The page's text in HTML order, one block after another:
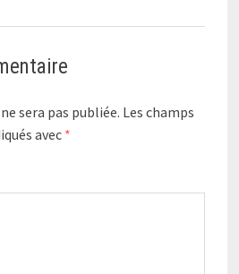
sera pas publiée. Les champs
avec *